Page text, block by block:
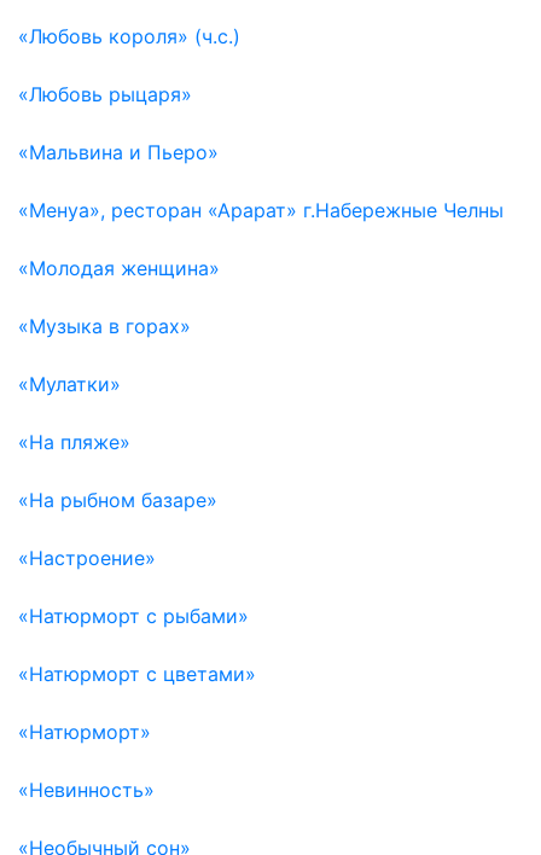
«Любовь короля» (ч.с.)
«Любовь рыцаря»
«Мальвина и Пьеро»
«Менуа», ресторан «Арарат» г.Набережные Челны
«Молодая женщина»
«Музыка в горах»
«Мулатки»
«На пляже»
«На рыбном базаре»
«Настроение»
«Натюрморт с рыбами»
«Натюрморт с цветами»
«Натюрморт»
«Невинность»
«Необычный сон»